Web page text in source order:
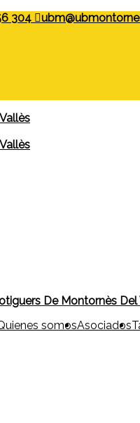
304
somosAsociados